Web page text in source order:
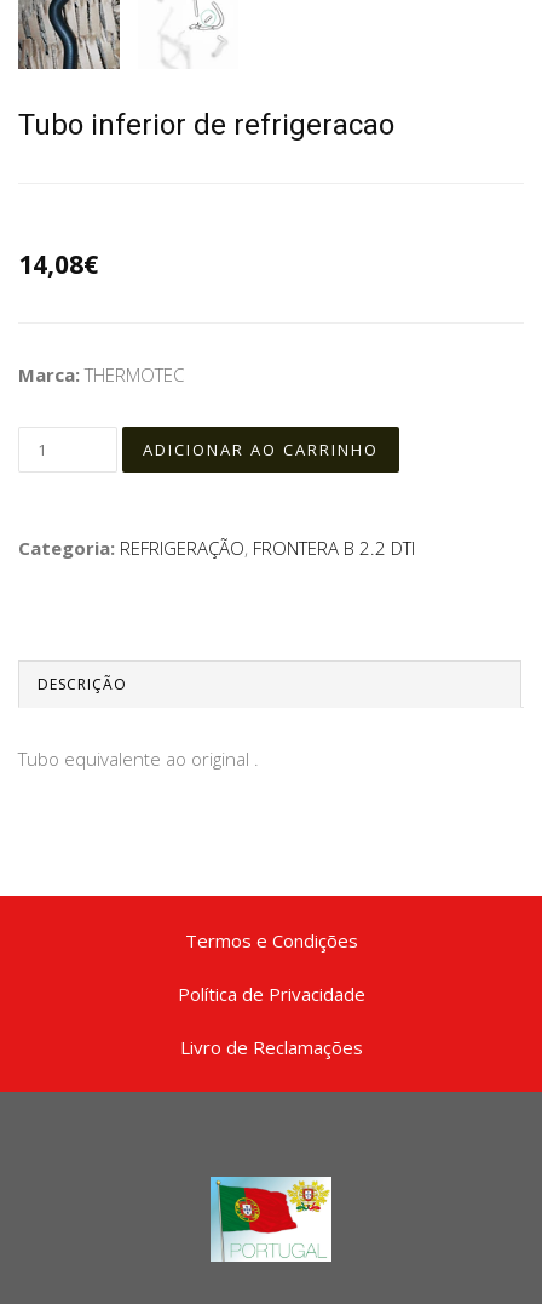
Tubo inferior de refrigeracao
14,08€
Marca:THERMOTEC
Categoria: REFRIGERAÇÃO, FRONTERA B 2.2 DTI
DESCRIÇÃO
Tubo equivalente ao original .
Termos e Condições
Política de Privacidade
Livro de Reclamações